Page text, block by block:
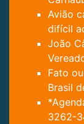
Avião
difícil
João
Fato
Brasil
3262-